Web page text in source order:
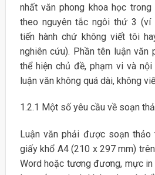
nhất văn phong khoa học
theo nguyên tắc ngôi thứ 3 (ví
tiến hành chứ không viết tôi
nghiên cứu). Phần tên luận văn
thể hiện chủ đề, phạm vi và
luận văn không quá dài, không
1.2.1 Một số yêu cầu về soạn
Luận văn phải được soạn
giấy khổ A4 (210 x 297 mm)
Word hoặc tương đương, mực